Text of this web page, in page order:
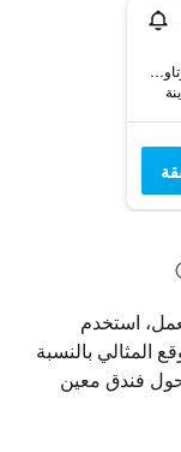
315 Ballyclare Road, نيوتاونبي, المملكة المتحدة
استخدم
المثالي بالنسبة
فندق معين